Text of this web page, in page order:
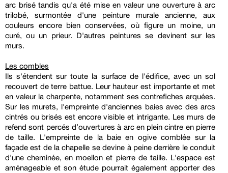
arc brisé tandis qu'a été mise en valeur une ouverture à arc
trilobé, surmontée d'une peinture murale ancienne, aux
couleurs encore bien conservées, où figure un moine, un
curé, ou un prieur. D'autres peintures se devinent sur les
murs.
Les combles
Ils s'étendent sur toute la surface de l'édifice, avec un sol
recouvert de terre battue. Leur hauteur est importante et met
en valeur la charpente, notamment ses contrefiches arquées.
Sur les murets, l'empreinte d'anciennes baies avec des arcs
cintrés ou brisés est encore visible et intrigante. Les murs de
refend sont percés d’ouvertures à arc en plein cintre en pierre
de taille. L'empreinte de la baie en ogive comblée sur la
façade est de la chapelle se devine à peine derrière le conduit
d'une cheminée, en moellon et pierre de taille. L'espace est
aménageable et son étude pourrait également apporter des